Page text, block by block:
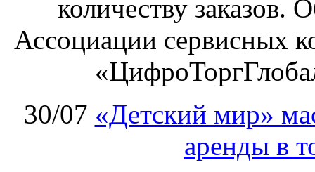
количеству заказов.
Ассоциации сервисных
30/07 «Детский мир»
аренды в